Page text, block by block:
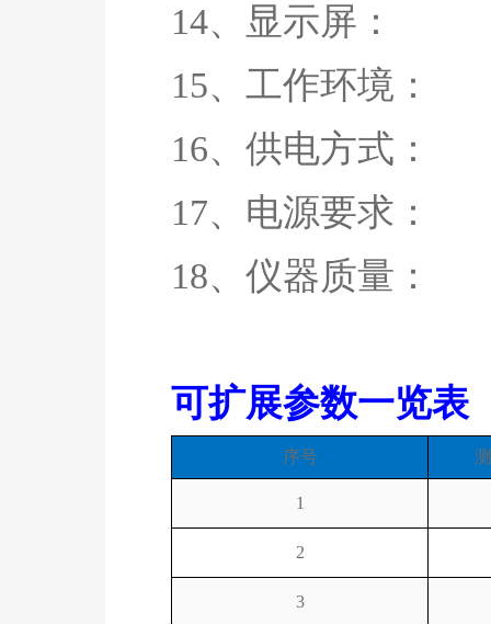
14、显示屏：
15、工作环境
16、供电方
17、电源要求
18、仪器质量
可扩展参数一览表
序号
1
2
3